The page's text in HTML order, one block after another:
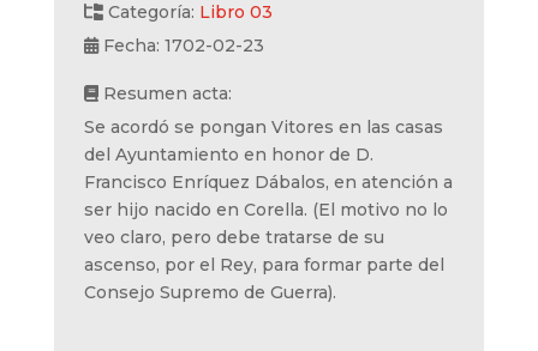
Categoría: Libro 03
Fecha: 1702-02-23
Resumen acta:
Se acordó se pongan Vitores en las casas
del Ayuntamiento en honor de D.
Francisco Enríquez Dábalos, en atención a
ser hijo nacido en Corella. (El motivo no lo
veo claro, pero debe tratarse de su
ascenso, por el Rey, para formar parte del
Consejo Supremo de Guerra).